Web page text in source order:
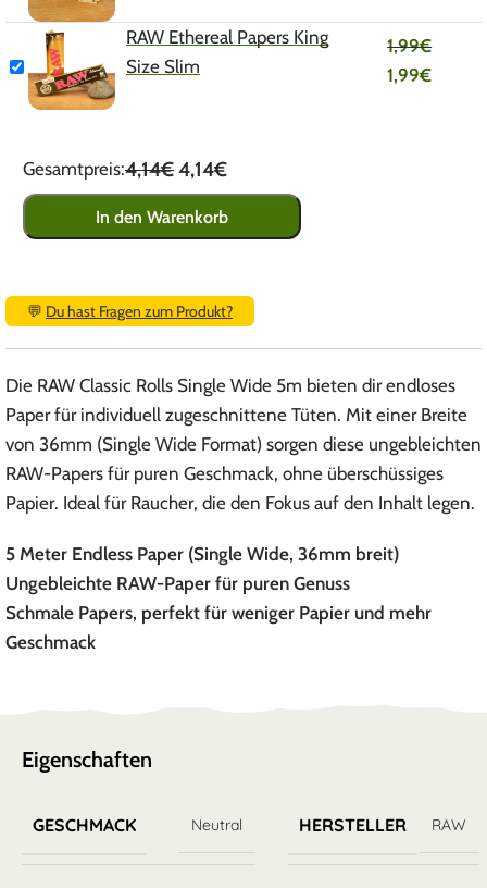
RAW Ethereal Papers King
Size Slim
1,99€
1,99€
Gesamtpreis:4,14€4,14€
In den Warenkorb
💬 Du hast Fragen zum Produkt?
Die RAW Classic Rolls Single Wide 5m bieten dir endloses
Paper für individuell zugeschnittene Tüten. Mit einer Breite
von 36mm (Single Wide Format) sorgen diese ungebleichten
RAW-Papers für puren Geschmack, ohne überschüssiges
Papier. Ideal für Raucher, die den Fokus auf den Inhalt legen.
5 Meter Endless Paper (Single Wide, 36mm breit)
Ungebleichte RAW-Paper für puren Genuss
Schmale Papers, perfekt für weniger Papier und mehr
Geschmack
Eigenschaften
GESCHMACK Neutral HERSTELLER RAW